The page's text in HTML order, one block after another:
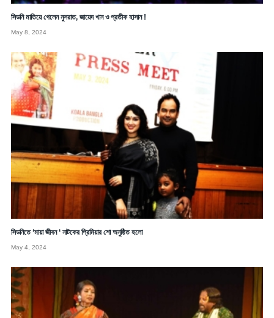
সিডনি মাতিয়ে গেলেন নুসরাত, জায়েদ খান ও প্রতীক হাসান !
May 8, 2024
সিডনিতে ‘মায়া জীবন ‘ নাটকের প্রিমিয়ার শো অনুষ্ঠিত হলো
May 4, 2024